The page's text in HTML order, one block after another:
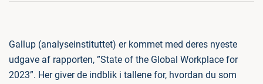
Gallup (analyseinstituttet) er kommet med deres nyeste
udgave af rapporten, ”State of the Global Workplace for
2023”. Her giver de indblik i tallene for, hvordan du som